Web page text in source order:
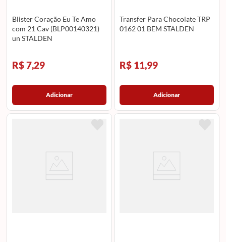
Blister Coração Eu Te Amo
com 21 Cav (BLP00140321)
un STALDEN
R$ 7,29
Adicionar
Transfer Para Chocolate TRP
0162 01 BEM STALDEN
R$ 11,99
Adicionar